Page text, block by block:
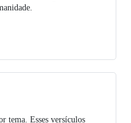
tema. Esses versículos